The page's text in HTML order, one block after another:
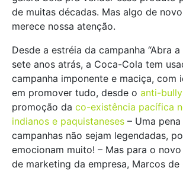
de muitas décadas. Mas algo de
merece nossa atenção.
Desde a estréia da campanha “Abra a
sete anos atrás, a Coca-Cola tem
campanha imponente e maciça, com
em promover tudo, desde o anti-
promoção da co-existência pacífica
indianos e paquistaneses – Uma
campanhas não sejam legendadas,
emocionam muito! – Mas para o
de marketing da empresa, Marcos de